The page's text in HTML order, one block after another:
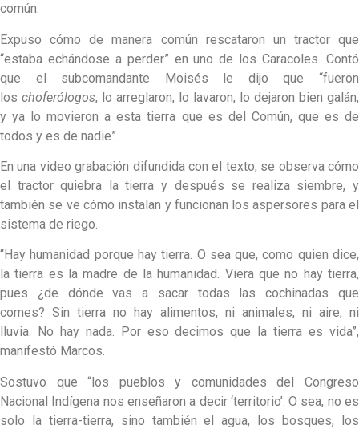
común.
Expuso cómo de manera común rescataron un tractor que
“estaba echándose a perder” en uno de los Caracoles. Contó
que el subcomandante Moisés le dijo que “fueron
los choferólogos, lo arreglaron, lo lavaron, lo dejaron bien galán,
y ya lo movieron a esta tierra que es del Común, que es de
todos y es de nadie”.
En una video grabación difundida con el texto, se observa cómo
el tractor quiebra la tierra y después se realiza siembre, y
también se ve cómo instalan y funcionan los aspersores para el
sistema de riego.
“Hay humanidad porque hay tierra. O sea que, como quien dice,
la tierra es la madre de la humanidad. Viera que no hay tierra,
pues ¿de dónde vas a sacar todas las cochinadas que
comes? Sin tierra no hay alimentos, ni animales, ni aire, ni
lluvia. No hay nada. Por eso decimos que la tierra es vida”,
manifestó Marcos.
Sostuvo que “los pueblos y comunidades del Congreso
Nacional Indígena nos enseñaron a decir ‘territorio’. O sea, no es
solo la tierra-tierra, sino también el agua, los bosques, los